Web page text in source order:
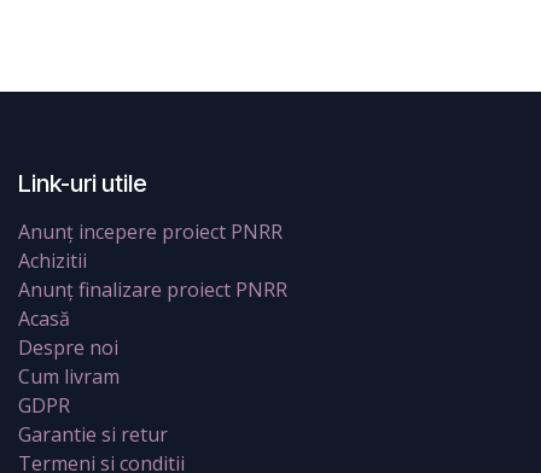
Link-uri utile
Anunț incepere proiect PNRR
Achizitii
Anunț finalizare proiect PNRR
Acasă
Despre noi
Cum livram
GDPR
Garantie si retur
Termeni si conditii